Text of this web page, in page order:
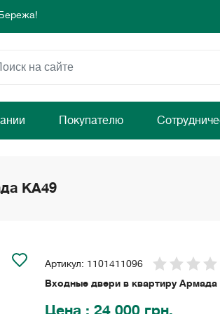
день для комфорта и уюта вашего дома
день для комфорта и уюта вашего дома
Покупателю
KA49
Артикул: 1101411096
Входные двери в квартиру Армада